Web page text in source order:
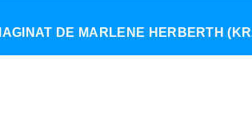
DE MARLENE HERBERTH